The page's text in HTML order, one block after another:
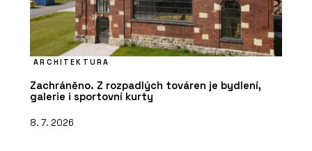
ARCHITEKTURA
Zachráněno. Z rozpadlých továren je bydlení,
galerie i sportovní kurty
8. 7. 2026